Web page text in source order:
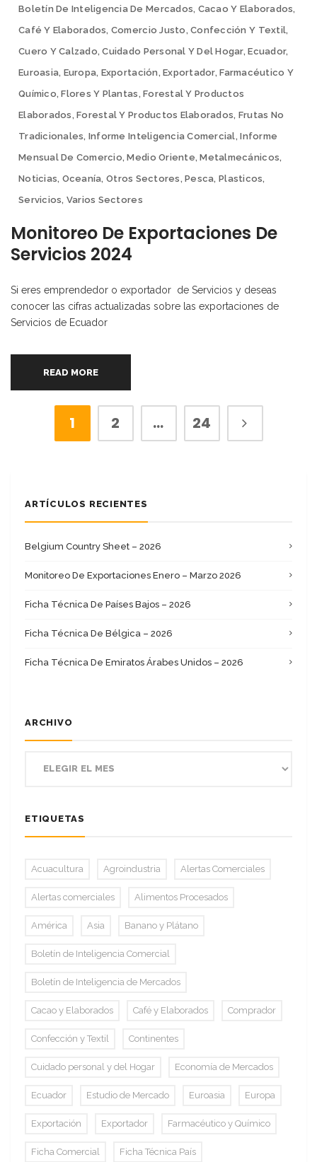
Boletín De Inteligencia De Mercados, Cacao Y Elaborados,
Café Y Elaborados, Comercio Justo ,Confección Y Textil,
Cuero Y Calzado,Cuidado Personal Y Del Hogar,Ecuador,
Euroasia, Europa, Exportación ,Exportador,Farmacéutico Y
Químico,Flores Y Plantas ,Forestal Y Productos
Elaborados ,Forestal Y Productos Elaborados, Frutas No
Tradicionales, Informe Inteligencia Comercial,Informe
Mensual De Comercio,Medio Oriente,Metalmecánicos,
Noticias, Oceanía, Otros Sectores ,Pesca, Plasticos,
Servicios, Varios Sectores
Monitoreo De Exportaciones De
Servicios 2024
Si eres emprendedor o exportador de Servicios y deseas
conocer las cifras actualizadas sobre las exportaciones de
Servicios de Ecuador
READ MORE
1 2 … 24
ARTÍCULOS RECIENTES
Belgium Country Sheet – 2026
Monitoreo De Exportaciones Enero – Marzo 2026
Ficha Técnica De Países Bajos – 2026
Ficha Técnica De Bélgica – 2026
Ficha Técnica De Emiratos Árabes Unidos – 2026
ARCHIVO
ETIQUETAS
Acuacultura Agroindustria Alertas Comerciales
Alertas comerciales Alimentos Procesados
América Asia Banano y Plátano
Boletín de Inteligencia Comercial
Boletín de Inteligencia de Mercados
Cacao y Elaborados Café y Elaborados Comprador
Confección y Textil Continentes
Cuidado personal y del Hogar Economía de Mercados
Ecuador Estudio de Mercado Euroasia Europa
Exportación Exportador Farmacéutico y Químico
Ficha Comercial Ficha Técnica País